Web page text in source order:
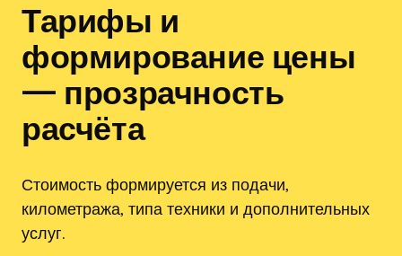
Тарифы и
формирование цены
— прозрачность
расчёта
Стоимость формируется из подачи‚
километража‚ типа техники и дополнительных
услуг.